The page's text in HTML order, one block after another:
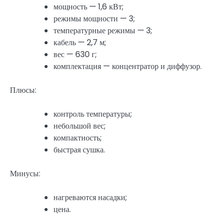
мощность — 1,6 кВт;
режимы мощности — 3;
температурные режимы — 3;
кабель — 2,7 м;
вес — 630 г;
комплектация — концентратор и диффузор.
Плюсы:
контроль температуры;
небольшой вес;
компактность;
быстрая сушка.
Минусы:
нагреваются насадки;
цена.